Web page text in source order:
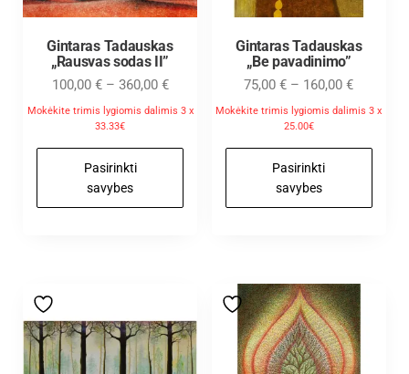
Gintaras Tadauskas
„Rausvas sodas II”
100,00 € – 360,00 €
Mokėkite trimis lygiomis dalimis 3 x
33.33€
Pasirinkti
savybes
Gintaras Tadauskas
„Be pavadinimo”
75,00€ – 160,00€
Mokėkite trimis lygiomis dalimis 3 x
25.00€
Pasirinkti
savybes